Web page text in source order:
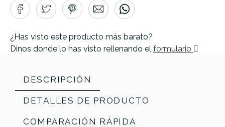
¿Has visto este producto más barato?
Dinos donde lo has visto rellenando el formulario
DESCRIPCIÓN
DETALLES DE PRODUCTO
COMPARACIÓN RÁPIDA